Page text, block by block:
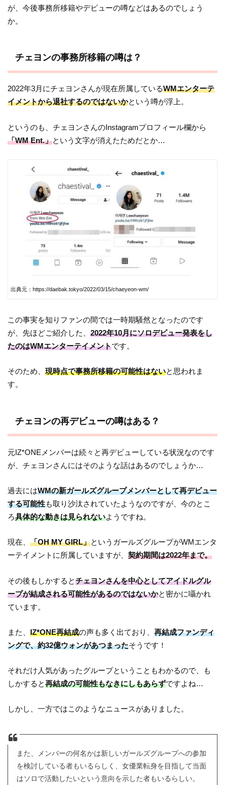
が、今後事務所移籍やデビューの噂などはあるのでしょう
か。
チェヨンの事務所移籍の噂は？
2022年3月にチェヨンさんが現在所属しているWMエンターテ
イメントから退社するのではないかという噂が浮上。
というのも、チェヨンさんのInstagramプロフィール欄から
「WM Ent.」という文字が消えたためだとか…
出典元：https://daebak.tokyo/2022/03/15/chaeyeon-wm/
この事実を知りファンの間では一時期騒然となったのです
が、先ほどご紹介した、2022年10月にソロデビュー発表をし
たのはWMエンターテイメントです。
そのため、現時点で事務所移籍の可能性はないと思われま
す。
チェヨンの再デビューの噂はある？
元IZ*ONEメンバーは続々と再デビューしている状況なのです
が、チェヨンさんにはそのような話はあるのでしょうか…
過去にはWMの新ガールズグループメンバーとして再デビュー
する可能性も取り沙汰されていたようなのですが、今のとこ
ろ具体的な動きは見られないようですね。
現在、「OH MY GIRL」というガールズグループがWMエンタ
ーテイメントに所属していますが、契約期間は2022年まで。
その後もしかするとチェヨンさんを中心としてアイドルグル
ープが結成される可能性があるのではないかと密かに囁かれ
ています。
また、IZ*ONE再結成の声も多く出ており、再結成ファンディ
ングで、約32億ウォンがあつまったそうです！
それだけ人気があったグループということもわかるので、も
しかすると再結成の可能性もなきにしもあらずですよね…
しかし、一方ではこのようなニュースがありました。
また、メンバーの何名かは新しいガールズグループへの参加
を検討している者もいるらしく、女優業転身を目指して当面
はソロで活動したいという意向を示した者もいるらしい。